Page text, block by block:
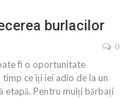
burlacilor
0
fi o oportunitate
ce îți iei adio de la un
etapă. Pentru mulți bărbați